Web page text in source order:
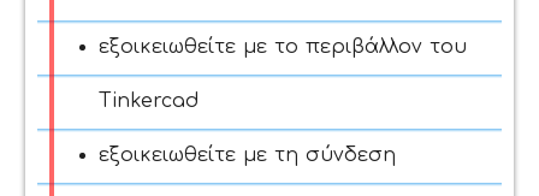
εξοικειωθείτε με το περιβάλλον του
Tinkercad
εξοικειωθείτε με τη σύνδεση